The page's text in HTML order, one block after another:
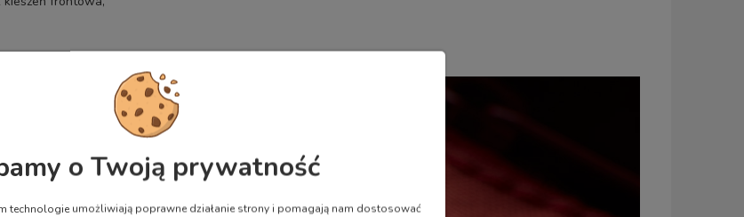
o Twoją prywatność
technologie umożliwiają poprawne działanie strony i pomagają nam dostosować